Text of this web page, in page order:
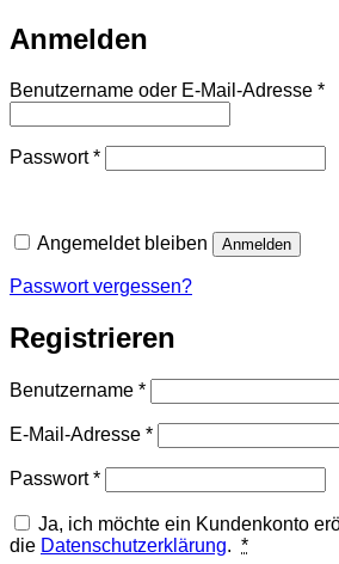
Anmelden
Benutzername oder E-Mail-Adresse *
Passwort*Erforderlich
Angemeldet bleiben Anmelden
Passwort vergessen?
Registrieren
Benutzername *Erforderlich
E-Mail-Adresse *Erforderlich
Passwort*Erforderlich
Ja, ich möchte ein Kundenkonto
die Datenschutzerklärung. *